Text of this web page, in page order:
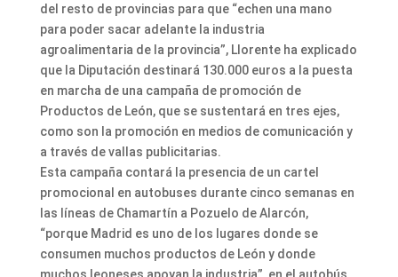
del resto de provincias para que “echen una mano
para poder sacar adelante la industria
agroalimentaria de la provincia”, Llorente ha explicado
que la Diputación destinará 130.000 euros a la puesta
en marcha de una campaña de promoción de
Productos de León, que se sustentará en tres ejes,
como son la promoción en medios de comunicación y
a través de vallas publicitarias.
Esta campaña contará la presencia de un cartel
promocional en autobuses durante cinco semanas en
las líneas de Chamartín a Pozuelo de Alarcón,
“porque Madrid es uno de los lugares donde se
consumen muchos productos de León y donde